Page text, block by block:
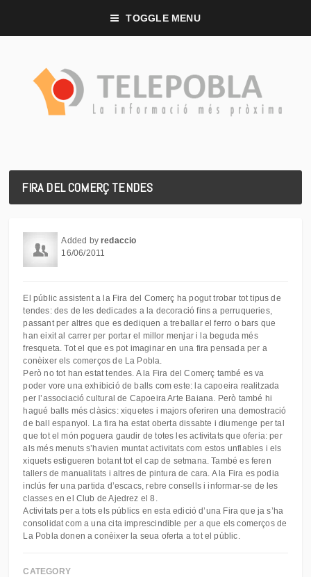
TOGGLE MENU
FIRA DEL COMERÇ TENDES
Added byredaccio
16/06/2011
El públic assistent a la Fira del Comerç ha pogut trobar tot tipus de
tendes: des de les dedicades a la decoració fins a perruqueries,
passant per altres que es dediquen a treballar el ferro o bars que
han eixit al carrer per portar el millor menjar i la beguda més
fresqueta. Tot el que es pot imaginar en una fira pensada per a
conèixer els comerços de La Pobla.
Però no tot han estat tendes. A la Fira del Comerç també es va
poder vore una exhibició de balls com este: la capoeira realitzada
per l’associació cultural de Capoeira Arte Baiana. Però també hi
hagué balls més clàsics: xiquetes i majors oferiren una demostració
de ball espanyol. La fira ha estat oberta dissabte i diumenge per tal
que tot el món poguera gaudir de totes les activitats que oferia: per
als més menuts s’havien muntat activitats com estos unflables i els
xiquets estigueren botant tot el cap de setmana. També es feren
tallers de manualitats i altres de pintura de cara. A la Fira es podia
inclús fer una partida d’escacs, rebre consells i informar-se de les
classes en el Club de Ajedrez el 8.
Activitats per a tots els públics en esta edició d’una Fira que ja s’ha
consolidat com a una cita imprescindible per a que els comerços de
La Pobla donen a conèixer la seua oferta a tot el públic.
CATEGORY